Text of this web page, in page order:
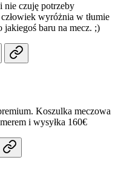
nie czuję potrzeby
wyróżnia w tłumie
baru na mecz. ;)
Koszulka meczowa
i wysyłka 160€